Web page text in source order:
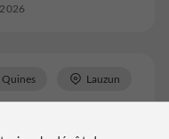
Lauzun